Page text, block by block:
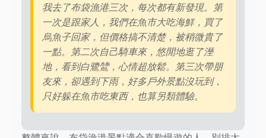
我去了布袋漁港三次，每次都有新發現。第
一次是跟家人，我們在魚市大吃海鮮，買了
烏魚子回家，但價格搞不清楚，被稍微貴了
一點。第二次自己騎車來，悠閒地逛了溼
地，看到白鷺鷥，心情超放鬆。第三次帶朋
友來，卻遇到下雨，好多戶外景點沒玩到，
只好躲在魚市吃東西，也算另類體驗。